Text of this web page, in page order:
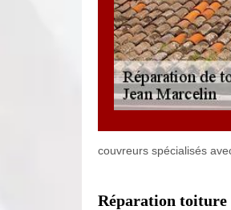
couvreurs spécialisés
Réparation toiture